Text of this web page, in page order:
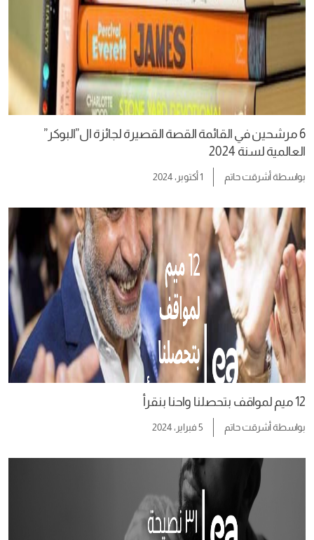
6 مرشحين في القائمة القصة القصيرة لجائزة ال”البوكر”
العالمية لسنة 2024
بواسطةأشرقت حاتم 1 أكتوبر، 2024
12 ميم لمواقف بتحصلنا واحنا بنقرأ
بواسطةأشرقت حاتم 5 فبراير، 2024